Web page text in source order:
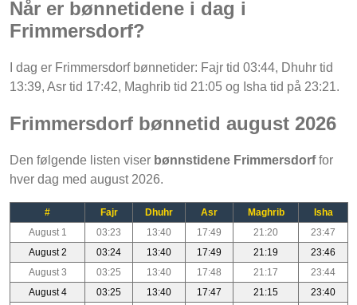
Når er bønnetidene i dag i
Frimmersdorf?
I dag er Frimmersdorf bønnetider: Fajr tid 03:44, Dhuhr tid
13:39, Asr tid 17:42, Maghrib tid 21:05 og Isha tid på 23:21.
Frimmersdorf bønnetid august 2026
Den følgende listen viser bønnstidene Frimmersdorffor
hver dag med august 2026.
# Fajr Dhuhr Asr Maghrib
Isha
August 1
03:23 13:40 17:49 21:20
23:47
August 2
03:24 13:40 17:49 21:19
23:46
August 3
03:25 13:40 17:48 21:17
23:44
August 4
03:25 13:40 17:47 21:15
23:40